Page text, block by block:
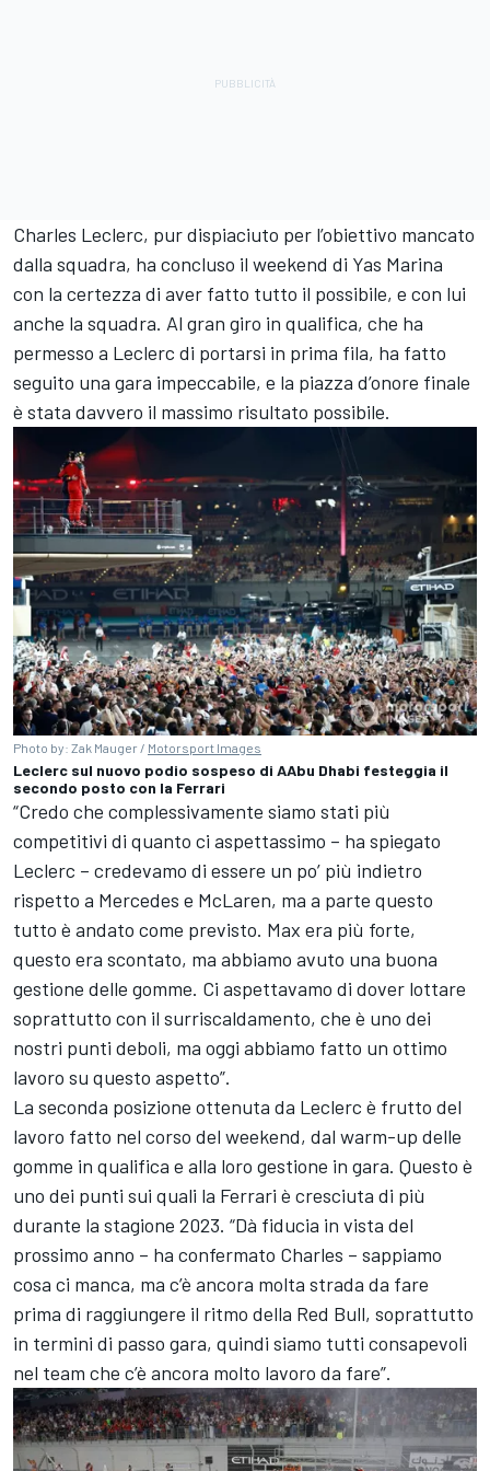
Charles Leclerc, pur dispiaciuto per l’obiettivo mancato
dalla squadra, ha concluso il weekend di Yas Marina
con la certezza di aver fatto tutto il possibile, e con lui
anche la squadra. Al gran giro in qualifica, che ha
permesso a Leclerc di portarsi in prima fila, ha fatto
seguito una gara impeccabile, e la piazza d’onore finale
è stata davvero il massimo risultato possibile.
Photo by: Zak Mauger / Motorsport Images
Leclerc sul nuovo podio sospeso di AAbu Dhabi festeggia il
secondo posto con la Ferrari
“Credo che complessivamente siamo stati più
competitivi di quanto ci aspettassimo – ha spiegato
Leclerc – credevamo di essere un po’ più indietro
rispetto a Mercedes e McLaren, ma a parte questo
tutto è andato come previsto. Max era più forte,
questo era scontato, ma abbiamo avuto una buona
gestione delle gomme. Ci aspettavamo di dover lottare
soprattutto con il surriscaldamento, che è uno dei
nostri punti deboli, ma oggi abbiamo fatto un ottimo
lavoro su questo aspetto”.
La seconda posizione ottenuta da Leclerc è frutto del
lavoro fatto nel corso del weekend, dal warm-up delle
gomme in qualifica e alla loro gestione in gara. Questo è
uno dei punti sui quali la Ferrari è cresciuta di più
durante la stagione 2023. “Dà fiducia in vista del
prossimo anno – ha confermato Charles – sappiamo
cosa ci manca, ma c’è ancora molta strada da fare
prima di raggiungere il ritmo della Red Bull, soprattutto
in termini di passo gara, quindi siamo tutti consapevoli
nel team che c’è ancora molto lavoro da fare”.